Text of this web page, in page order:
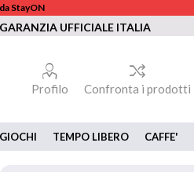
StayON
GARANZIA UFFICIALE ITALIA
Profilo Confronta i prodotti
TEMPO LIBERO CAFFE'